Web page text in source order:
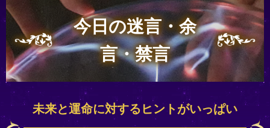
今日の迷言・余
言・禁言
未来と運命に対するヒントがいっぱい